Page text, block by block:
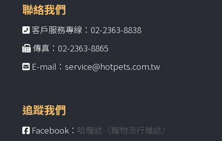
聯絡我們
客戶服務專線：02-2363-8838
傳真：02-2363-8865
E-mail：service@hotpets.com.tw
追蹤我們
Facebook： 哈寵誌〈寵物流行雜誌〉